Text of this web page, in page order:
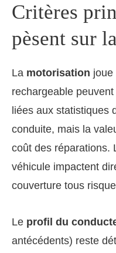
Critères
pèsent sur
La motorisation joue
rechargeable
liées aux statistiques
conduite, mais la
coût des réparations.
véhicule impactent
couverture tous
Le profil du
antécédents) reste